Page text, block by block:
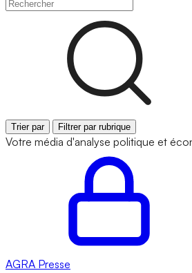
Trier par Filtrer par rubrique
Votre média d'analyse politique et
AGRA Presse